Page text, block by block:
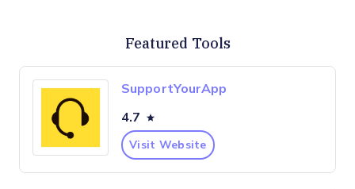
Featured Tools
SupportYourApp
4.7
Visit Website